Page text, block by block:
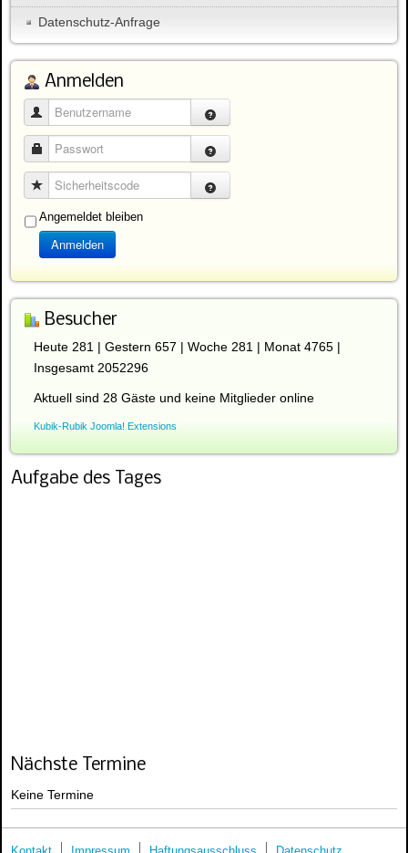
Datenschutz-Anfrage
Anmelden
Benutzername
Passwort
Sicherheitscode
Angemeldet bleiben
Anmelden
Besucher
Heute 281 | Gestern 657 | Woche 281 | Monat 4765 |
Insgesamt 2052296
Aktuell sind 28 Gäste und keine Mitglieder online
Kubik-Rubik Joomla! Extensions
Aufgabe des Tages
Nächste Termine
Keine Termine